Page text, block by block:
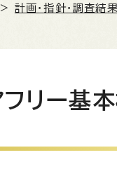
> 計画・指針・調査結果
リー基